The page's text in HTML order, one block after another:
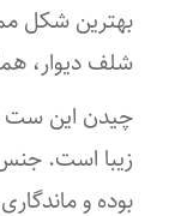
فاصله طبقات: ۲۵ سانتی متر ارتفاع کلی: ۸۰
بهترین شکل
شلف دیوار،
زیبا است.
بوده و ماندگاری